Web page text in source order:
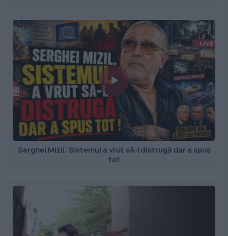
Serghei Mizil. Sistemul a vrut să-l distrugă dar a spus
tot